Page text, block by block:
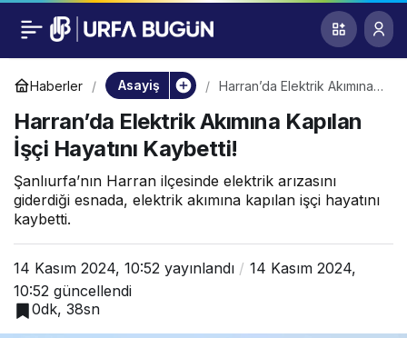
Haberler Asayiş
Harran’da Elektrik Akımına
Kaybetti!
Harran’da Elektrik Akımına Kapılan
İşçi Hayatını Kaybetti!
Şanlıurfa’nın Harran ilçesinde elektrik arızasını
giderdiği esnada, elektrik akımına kapılan işçi hayatını
kaybetti.
14 Kasım 2024, 10:52 yayınlandı
14 Kasım 2024,
10:52 güncellendi
0dk, 38sn
Harran’da Elektrik
Akımına Kapılan İşçi
Hayatını Kaybetti!
0